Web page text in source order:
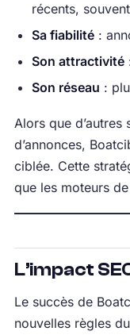
récents,
Sa fiabilité:
Son attractivité
Son réseau :
Alors que d’autres
d’annonces,
ciblée. Cette
que les moteurs
L’impact
Le succès de
nouvelles règles